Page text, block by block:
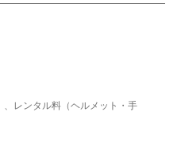
レンタル料（ヘルメット・手